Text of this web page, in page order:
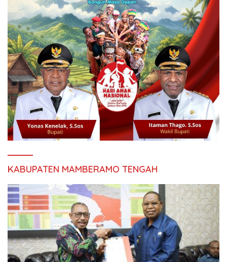
KABUPATEN MAMBERAMO TENGAH